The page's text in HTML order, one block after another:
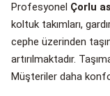
Profesyonel Çorlu
koltuk takımları,
cephe üzerinden
artırılmaktadır.
Müşteriler daha